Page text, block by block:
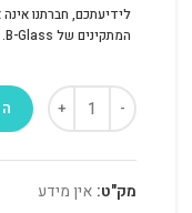
לידיעתכם, חברתנו
המתקינים של B-Glass.
מק"ט: אין מידע